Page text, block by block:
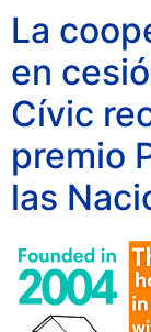
La
en
Cívic
premio
las